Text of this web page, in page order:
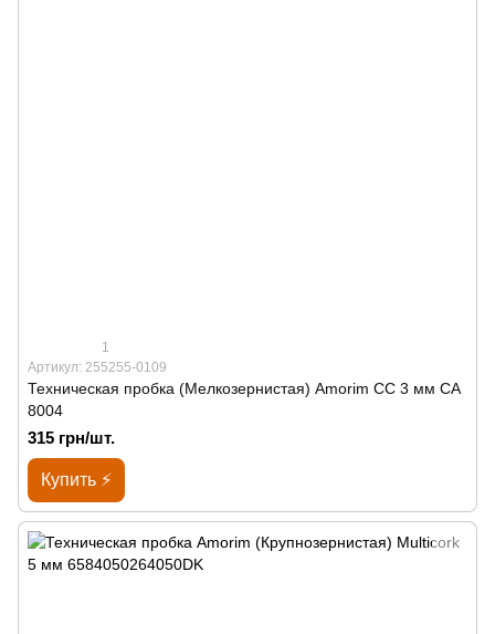
1
Артикул: 255255-0109
Техническая пробка (Мелкозернистая) Amorim CC 3 мм СА
8004
315 грн/шт.
Купить ⚡